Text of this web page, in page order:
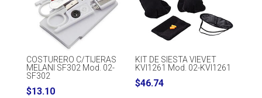
COSTURERO C/TIJERAS
MELANI SF302 Mod. 02-
SF302
$13.10
KIT DE SIESTA VIEVET
KVI1261 Mod. 02-KVI1261
$46.74